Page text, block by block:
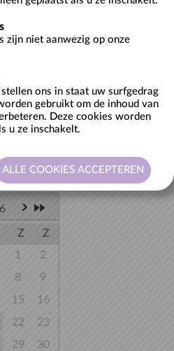
secundair onderwijs). Duur: 2u.
per 2u. We vragen om minimum
datum.
Z
Z
1
2
8
9
15
16
22
23
29
30
zijn niet aanwezig op onze
ons in staat uw surfgedrag
gebruikt om de inhoud van
Deze cookies worden
u ze inschakelt.